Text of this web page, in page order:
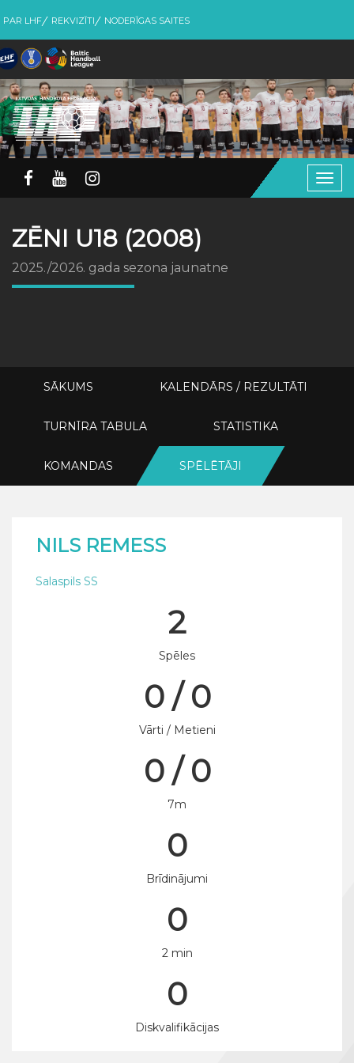
PAR LHF REKVIZĪTI NODERĪGAS SAITES
ZĒNI U18 (2008)
2025./2026. gada sezona jaunatne
SĀKUMS KALENDĀRS / REZULTĀTI
TURNĪRA TABULA STATISTIKA
KOMANDAS SPĒLĒTĀJI
NILS REMESS
Salaspils SS
2
Spēles
0 / 0
Vārti / Metieni
0 / 0
7m
0
Brīdinājumi
0
2 min
0
Diskvalifikācijas